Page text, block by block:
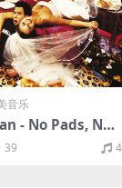
音乐
- No Pads, No
Balls (15th
Tour Edition)
39 4